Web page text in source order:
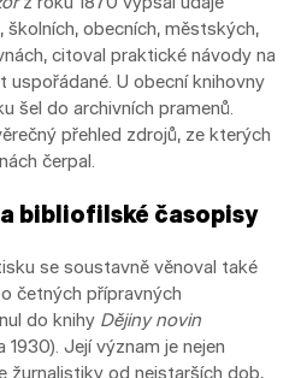
školních, obecních, městských,
citoval praktické návody na
uspořádané. U obecní knihovny
šel do archivních pramenů.
přehled zdrojů, ze kterých
čerpal.
bibliofilské časopisy
se soustavně věnoval také
četných přípravných
do knihy Dějiny novin
1930). Její význam je nejen
žurnalistiky od nejstarších dob,